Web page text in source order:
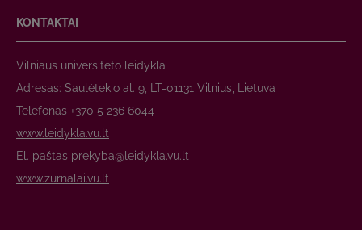
KONTAKTAI
Vilniaus universiteto leidykla
Adresas: Saulėtekio al. 9, LT-01131 Vilnius, Lietuva
Telefonas +370 5 236 6044
www.leidykla.vu.lt
El. paštas prekyba@leidykla.vu.lt
www.zurnalai.vu.lt